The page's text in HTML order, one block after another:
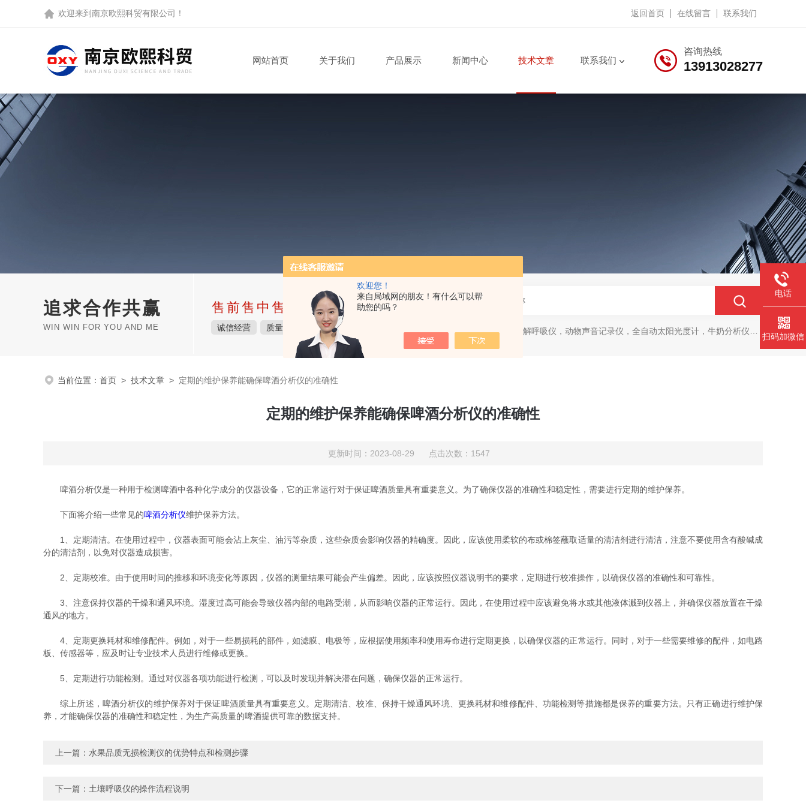
欢迎您！
来自局域网的朋友！有什么可以帮
助您的吗？
欢迎来到 南京欧熙科贸有限公司 ！ 返回首页 在线留言 联系我们
咨询热线
13913028277
网站首页 关于我们 产品展示 新闻中心 技术文章 联系我们
追求合作共赢
WIN WIN FOR YOU AND ME
售前售中售后完整的服务体系
诚信经营 质量保障 价格合理 热门关键词：微生物降解呼吸仪，动物声音记录仪，全自动太阳光度计，牛奶分析仪，牛奶体细胞测定仪，质构仪，高胶强度测定仪
当前位置： 首页 > 技术文章 > 定期的维护保养能确保啤酒分析仪的准确性
定期的维护保养能确保啤酒分析仪的准确性
更新时间：2023-08-29 点击次数：1547
啤酒分析仪是一种用于检测啤酒中各种化学成分的仪器设备，它的正常运行对于保证啤酒质量具有重要意义。为了确保仪器的准确性和稳定性，需要进行定期的维护保养。
下面将介绍一些常见的啤酒分析仪维护保养方法。
1、定期清洁。在使用过程中，仪器表面可能会沾上灰尘、油污等杂质，这些杂质会影响仪器的精确度。因此，应该使用柔软的布或棉签蘸取适量的清洁剂进行清洁，注意不要使用含有酸碱成
分的清洁剂，以免对仪器造成损害。
2、定期校准。由于使用时间的推移和环境变化等原因，仪器的测量结果可能会产生偏差。因此，应该按照仪器说明书的要求，定期进行校准操作，以确保仪器的准确性和可靠性。
3、注意保持仪器的干燥和通风环境。湿度过高可能会导致仪器内部的电路受潮，从而影响仪器的正常运行。因此，在使用过程中应该避免将水或其他液体溅到仪器上，并确保仪器放置在干燥
通风的地方。
4、定期更换耗材和维修配件。例如，对于一些易损耗的部件，如滤膜、电极等，应根据使用频率和使用寿命进行定期更换，以确保仪器的正常运行。同时，对于一些需要维修的配件，如电路
板、传感器等，应及时让专业技术人员进行维修或更换。
5、定期进行功能检测。通过对仪器各项功能进行检测，可以及时发现并解决潜在问题，确保仪器的正常运行。
综上所述，啤酒分析仪的维护保养对于保证啤酒质量具有重要意义。定期清洁、校准、保持干燥通风环境、更换耗材和维修配件、功能检测等措施都是保养的重要方法。只有正确进行维护保
养，才能确保仪器的准确性和稳定性，为生产高质量的啤酒提供可靠的数据支持。
上一篇： 水果品质无损检测仪的优势特点和检测步骤
下一篇： 土壤呼吸仪的操作流程说明
电话
扫码加微信